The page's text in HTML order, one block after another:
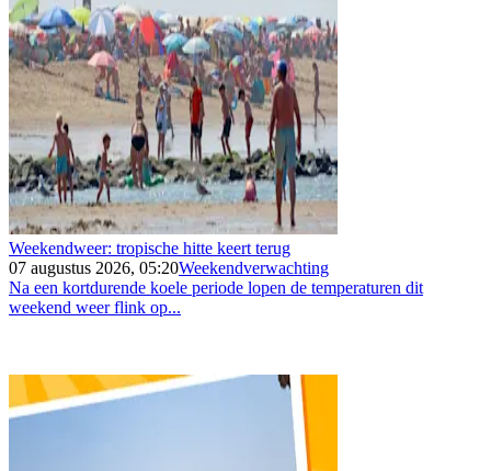
Weekendweer: tropische hitte keert terug
07 augustus 2026, 05:20Weekendverwachting
Na een kortdurende koele periode lopen de temperaturen dit
weekend weer flink op...